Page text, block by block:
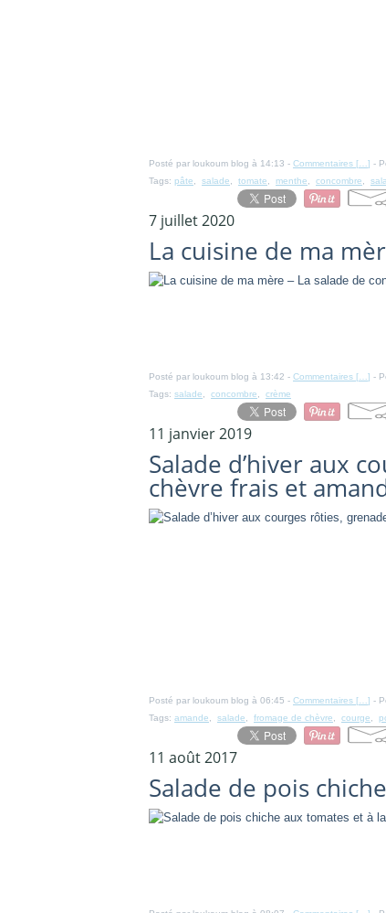
Posté par loukoum blog à 14:13 - Commentaires [ ] -
Tags: pâte salade tomate menthe concombre
7 juillet 2020
La cuisine de ma
Posté par loukoum blog à 13:42 - Commentaires [ ] -
Tags: salade concombre crème
11 janvier 2019
Salade d’hiver aux
chèvre frais et
Posté par loukoum blog à 06:45 - Commentaires [ ] -
Tags: amande salade fromage de chèvre courge
11 août 2017
Salade de pois